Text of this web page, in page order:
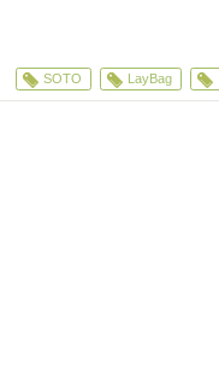
SOTO LayBag